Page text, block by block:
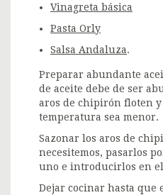
Vinagreta básica
Pasta Orly
Salsa Andaluza.
Preparar abundante
de aceite debe de ser
aros de chipirón floten
temperatura sea menor.
Sazonar los aros de
necesitemos, pasarlos
uno e introducirlos en
Dejar cocinar hasta que